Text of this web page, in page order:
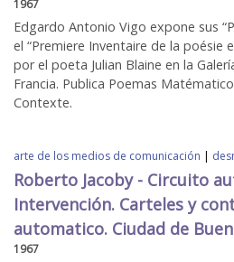
1967
Edgardo Antonio Vigo expone sus
el “Premiere Inventaire de la poésie
por el poeta Julian Blaine en la
Francia. Publica Poemas
Contexte.
arte de los medios de comunicación |
Roberto Jacoby - Circuito
Intervención. Carteles y
automatico. Ciudad de
1967